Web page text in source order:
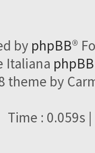
by phpBB®
Italiana
theme by
Time : 0.059s